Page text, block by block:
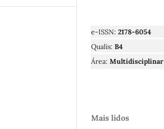
e-ISSN: 2178-6054
Qualis: B4
Área: Multidisciplinar
Mais lidos